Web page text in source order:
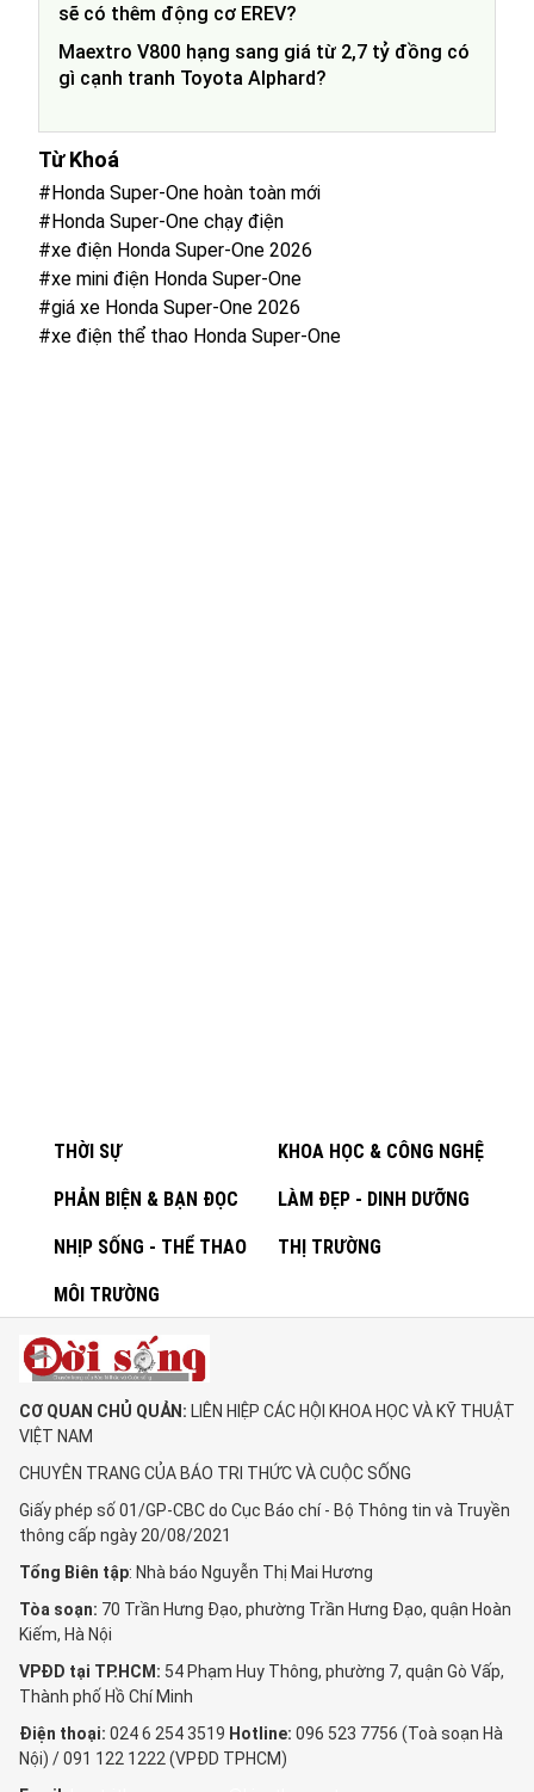
sẽ có thêm động cơ EREV?
Maextro V800 hạng sang giá từ 2,7 tỷ đồng có
gì cạnh tranh Toyota Alphard?
Từ Khoá
#Honda Super-One hoàn toàn mới
#Honda Super-One chạy điện
#xe điện Honda Super-One 2026
#xe mini điện Honda Super-One
#giá xe Honda Super-One 2026
#xe điện thể thao Honda Super-One
THỜI SỰ KHOA HỌC & CÔNG NGHỆ
PHẢN BIỆN & BẠN ĐỌC LÀM ĐẸP - DINH DƯỠNG
NHỊP SỐNG - THỂ THAO THỊ TRƯỜNG
MÔI TRƯỜNG
CƠ QUAN CHỦ QUẢN: LIÊN HIỆP CÁC HỘI KHOA HỌC VÀ KỸ THUẬT
VIỆT NAM
CHUYÊN TRANG CỦA BÁO TRI THỨC VÀ CUỘC SỐNG
Giấy phép số 01/GP-CBC do Cục Báo chí - Bộ Thông tin và Truyền
thông cấp ngày 20/08/2021
Tổng Biên tập: Nhà báo Nguyễn Thị Mai Hương
Tòa soạn: 70 Trần Hưng Đạo, phường Trần Hưng Đạo, quận Hoàn
Kiếm, Hà Nội
VPĐD tại TP.HCM: 54 Phạm Huy Thông, phường 7, quận Gò Vấp,
Thành phố Hồ Chí Minh
Điện thoại: 024 6 254 3519 Hotline: 096 523 7756 (Toà soạn Hà
Nội) / 091 122 1222 (VPĐD TPHCM)